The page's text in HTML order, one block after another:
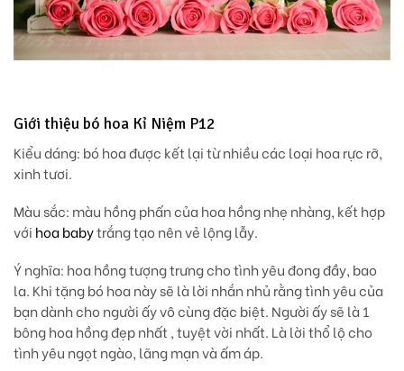
Giới thiệu bó hoa Kỉ Niệm P12
Kiểu dáng: bó hoa được kết lại từ nhiều các loại hoa rực rỡ,
xinh tươi.
Màu sắc: màu hồng phấn của hoa hồng nhẹ nhàng, kết hợp
với hoa babytrắng tạo nên vẻ lộng lẫy.
Ý nghĩa: hoa hồng tượng trưng cho tình yêu đong đầy, bao
la. Khi tặng bó hoa này sẽ là lời nhắn nhủ rằng tình yêu của
bạn dành cho người ấy vô cùng đặc biệt. Người ấy sẽ là 1
bông hoa hồng đẹp nhất , tuyệt vời nhất. Là lời thổ lộ cho
tình yêu ngọt ngào, lãng mạn và ấm áp.